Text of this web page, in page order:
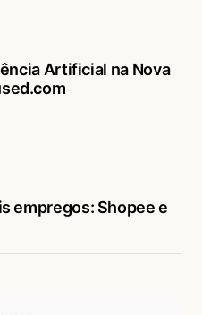
Artificial na Nova
empregos: Shopee e